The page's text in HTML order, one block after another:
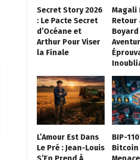
Secret Story 2026
: Le Pacte Secret
d’Océane et
Arthur Pour Viser
la Finale
Magali
Retour
Boyard
L’Amour Est Dans
Le Pré : Jean-Louis
BIP-
Bitcoin